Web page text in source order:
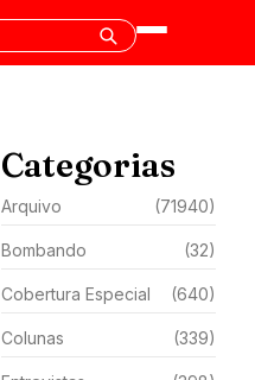
Categorias
Arquivo (71940)
Bombando (32)
Cobertura Especial (640)
Colunas (339)